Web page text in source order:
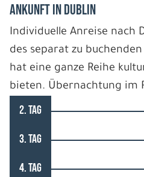
ANKUNFT IN DUBLIN
Individuelle Anreise nach
des separat zu
hat eine ganze Reihe
bieten. Übernachtung im
2. TAG
3. TAG
4. TAG